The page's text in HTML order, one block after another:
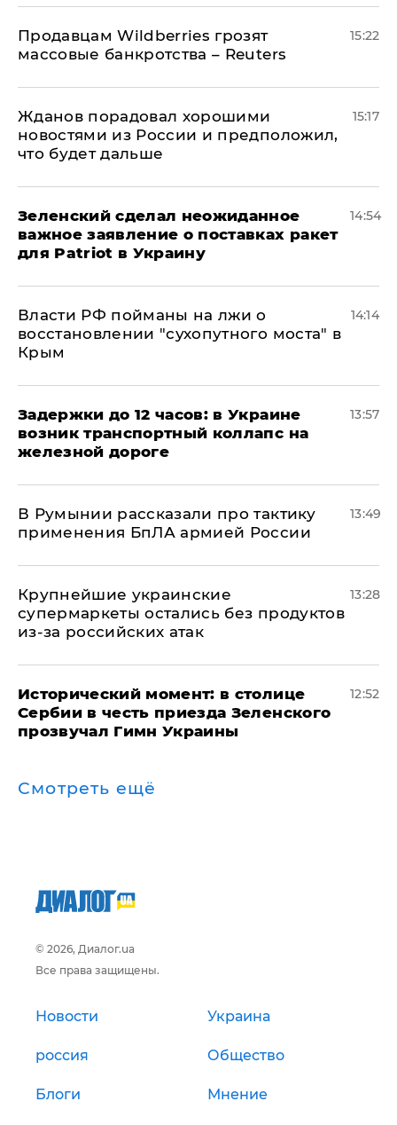
Продавцам Wildberries грозят
массовые банкротства – Reuters
15:22
Жданов порадовал хорошими
новостями из России и предположил,
что будет дальше
15:17
Зеленский сделал неожиданное
важное заявление о поставках ракет
для Patriot в Украину
14:54
Власти РФ пойманы на лжи о
восстановлении "сухопутного моста" в
Крым
14:14
Задержки до 12 часов: в Украине
возник транспортный коллапс на
железной дороге
13:57
В Румынии рассказали про тактику
применения БпЛА армией России
13:49
Крупнейшие украинские
супермаркеты остались без продуктов
из-за российских атак
13:28
Исторический момент: в столице
Сербии в честь приезда Зеленского
прозвучал Гимн Украины
12:52
Смотреть ещё
© 2026, Диалог.ua
Все права защищены.
Новости Украина
россия Общество
Блоги Мнение